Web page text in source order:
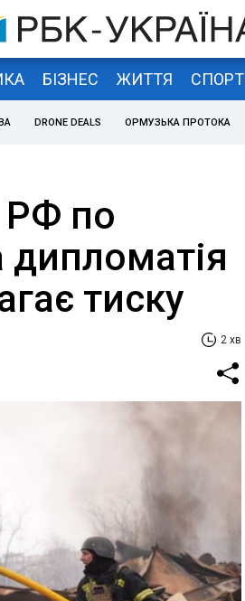
БІЗНЕС ЖИТТЯ СПОРТ
DRONE DEALS ОРМУЗЬКА ПРОТОКА
РФ по
тиску
2 хв